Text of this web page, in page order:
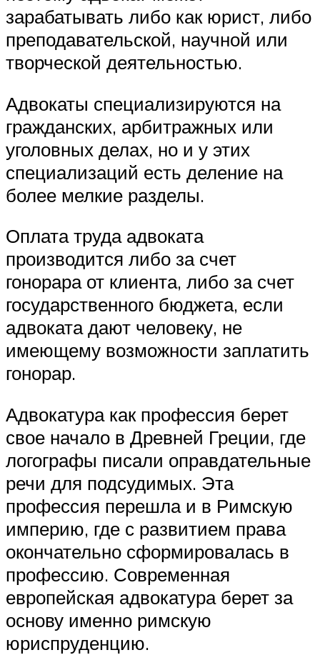
зарабатывать либо как юрист, либо
преподавательской, научной или
творческой деятельностью.
Адвокаты специализируются на
гражданских, арбитражных или
уголовных делах, но и у этих
специализаций есть деление на
более мелкие разделы.
Оплата труда адвоката
производится либо за счет
гонорара от клиента, либо за счет
государственного бюджета, если
адвоката дают человеку, не
имеющему возможности заплатить
гонорар.
Адвокатура как профессия берет
свое начало в Древней Греции, где
логографы писали оправдательные
речи для подсудимых. Эта
профессия перешла и в Римскую
империю, где с развитием права
окончательно сформировалась в
профессию. Современная
европейская адвокатура берет за
основу именно римскую
юриспруденцию.